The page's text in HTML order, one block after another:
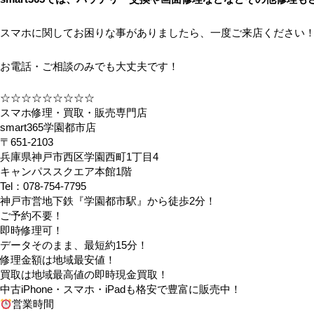
スマホに関してお困りな事がありましたら、一度ご来店ください
お電話・ご相談のみでも大丈夫です！
☆☆☆☆☆☆☆☆☆
スマホ修理・買取・販売専門店
smart365学園都市店
〒651-2103
兵庫県神戸市西区学園西町1丁目4
キャンパススクエア本館1階
Tel：078-754-7795
神戸市営地下鉄『学園都市駅』から徒歩2分！
ご予約不要！
即時修理可！
データそのまま、最短約15分！
修理金額は地域最安値！
買取は地域最高値の即時現金買取！
中古iPhone・スマホ・iPadも格安で豊富に販売中！
営業時間